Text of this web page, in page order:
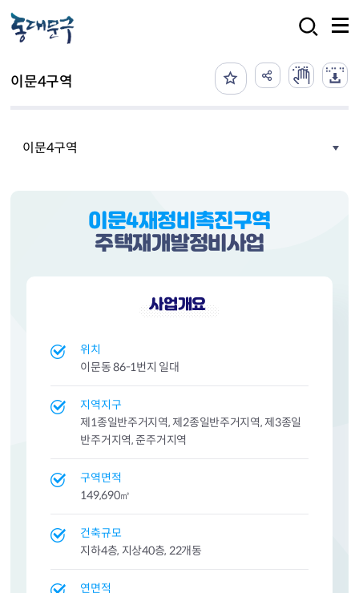
이문4구역
이문4구역
이문4재정비촉진구역
주택재개발정비사업
사업개요
위치
이문동 86-1번지 일대
지역지구
제1종일반주거지역, 제2종일반주거지역, 제3종일
반주거지역, 준주거지역
구역면적
149,690㎡
건축규모
지하4층, 지상40층, 22개동
연면적